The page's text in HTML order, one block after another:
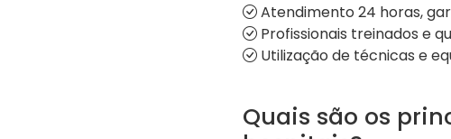
Atendimento 24 horas,
Profissionais treinados e
Utilização de técnicas e
Quais são os